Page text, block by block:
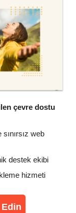
çevre dostu
web
destek ekibi
hizmeti
Edin